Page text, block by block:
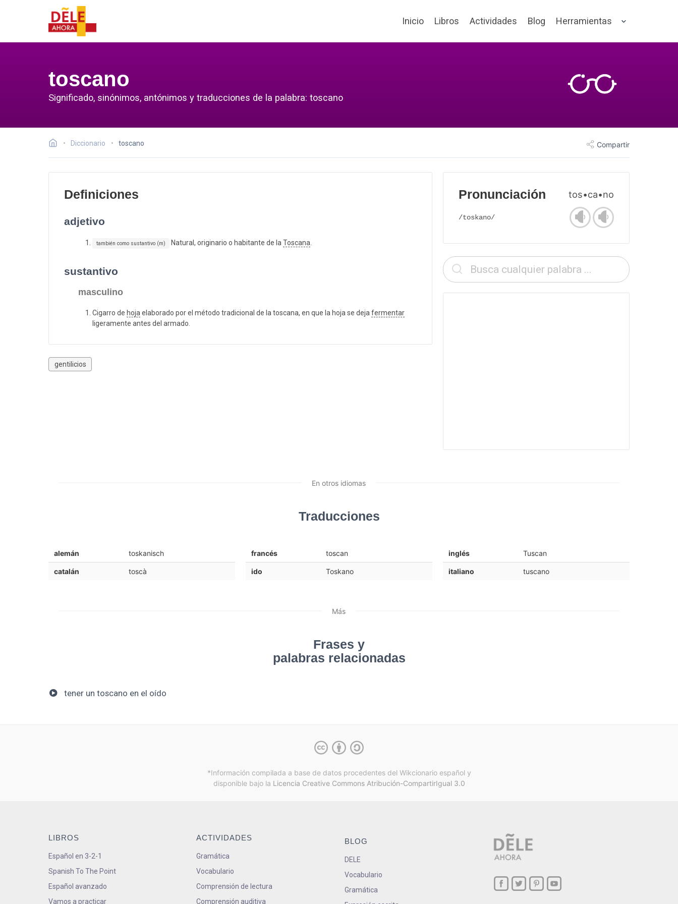
Inicio Libros Actividades Blog Herramientas
toscano
Significado, sinónimos, antónimos y traducciones de la palabra: toscano
Diccionario toscano Compartir
Definiciones
adjetivo
también como sustantivo (m) Natural, originario o habitante de laToscana.
sustantivo
masculino
Cigarro de hojaelaborado por el método tradicional de la toscana, en que la hoja se dejafermentar
ligeramente antes del armado.
gentilicios
Pronunciación tos•ca•no
/toskano/
En otros idiomas
Traducciones
alemán toskanisch
catalán toscà
francés toscan
ido Toskano
inglés Tuscan
italiano tuscano
Más
Frases y
palabras relacionadas
tener un toscano en el oído
*Información compilada a base de datos procedentes del Wikcionario español y
disponible bajo la Licencia Creative Commons Atribución-CompartirIgual 3.0
LIBROS
Español en 3-2-1
Spanish To The Point
Español avanzado
Vamos a practicar
ACTIVIDADES
Gramática
Vocabulario
Comprensión de lectura
Comprensión auditiva
BLOG
DELE
Vocabulario
Gramática